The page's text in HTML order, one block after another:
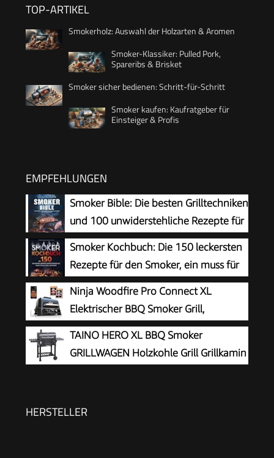
TOP-ARTIKEL
Smokerholz: Auswahl der Holzarten & Aromen
Smoker-Klassiker: Pulled Pork,
Spareribs & Brisket
Smoker sicher bedienen: Schritt-für-Schritt
Smoker kaufen: Kaufratgeber für
Einsteiger & Profis
EMPFEHLUNGEN
Smoker Bible: Die besten Grilltechniken
und 100 unwiderstehliche Rezepte für
Einsteiger und Profis (genial Grillen)
Smoker Kochbuch: Die 150 leckersten
Rezepte für den Smoker, ein muss für
alle Grill-Liebhaber.
Ninja Woodfire Pro Connect XL
Elektrischer BBQ Smoker Grill,
wetterfest
TAINO HERO XL BBQ Smoker
GRILLWAGEN Holzkohle Grill Grillkamin
HERSTELLER